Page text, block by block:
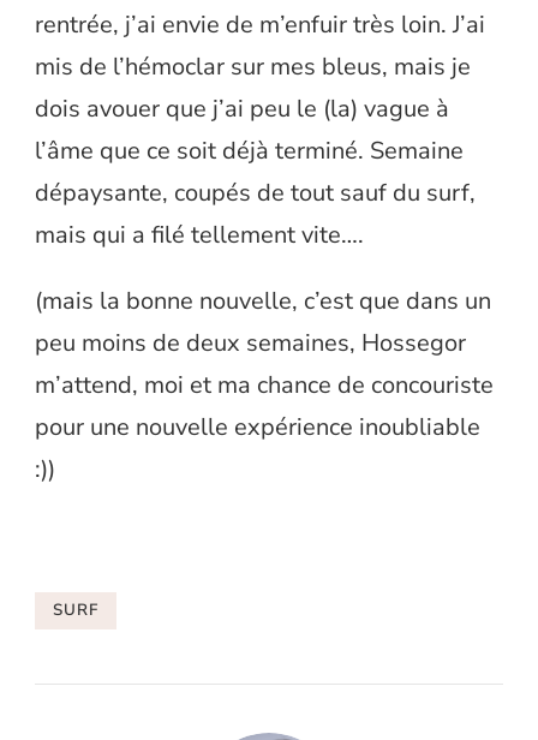
rentrée, j’ai envie de m’enfuir très loin. J’ai
mis de l’hémoclar sur mes bleus, mais je
dois avouer que j’ai peu le (la) vague à
l’âme que ce soit déjà terminé. Semaine
dépaysante, coupés de tout sauf du surf,
mais qui a filé tellement vite….
(mais la bonne nouvelle, c’est que dans un
peu moins de deux semaines, Hossegor
m’attend, moi et ma chance de concouriste
pour une nouvelle expérience inoubliable
:))
SURF